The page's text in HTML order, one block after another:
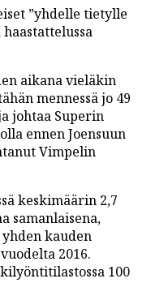
”yhdelle tietylle
aikana vieläkin
mennessä jo 49
johtaa Superin
ennen Joensuun
Vimpelin
keskimäärin 2,7
samanlaisena,
kauden
2016.
100